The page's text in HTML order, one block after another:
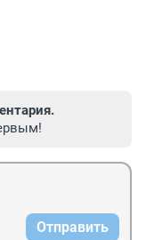
Отправить